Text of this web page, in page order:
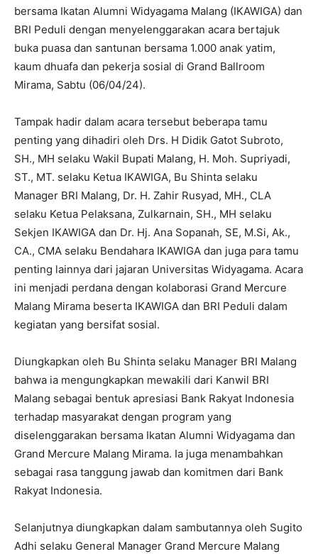
bersama Ikatan Alumni Widyagama Malang (IKAWIGA) dan
BRI Peduli dengan menyelenggarakan acara bertajuk
buka puasa dan santunan bersama 1.000 anak yatim,
kaum dhuafa dan pekerja sosial di Grand Ballroom
Mirama, Sabtu (06/04/24).
Tampak hadir dalam acara tersebut beberapa tamu
penting yang dihadiri oleh Drs. H Didik Gatot Subroto,
SH., MH selaku Wakil Bupati Malang, H. Moh. Supriyadi,
ST., MT. selaku Ketua IKAWIGA, Bu Shinta selaku
Manager BRI Malang, Dr. H. Zahir Rusyad, MH., CLA
selaku Ketua Pelaksana, Zulkarnain, SH., MH selaku
Sekjen IKAWIGA dan Dr. Hj. Ana Sopanah, SE, M.Si, Ak.,
CA., CMA selaku Bendahara IKAWIGA dan juga para tamu
penting lainnya dari jajaran Universitas Widyagama. Acara
ini menjadi perdana dengan kolaborasi Grand Mercure
Malang Mirama beserta IKAWIGA dan BRI Peduli dalam
kegiatan yang bersifat sosial.
Diungkapkan oleh Bu Shinta selaku Manager BRI Malang
bahwa ia mengungkapkan mewakili dari Kanwil BRI
Malang sebagai bentuk apresiasi Bank Rakyat Indonesia
terhadap masyarakat dengan program yang
diselenggarakan bersama Ikatan Alumni Widyagama dan
Grand Mercure Malang Mirama. Ia juga menambahkan
sebagai rasa tanggung jawab dan komitmen dari Bank
Rakyat Indonesia.
Selanjutnya diungkapkan dalam sambutannya oleh Sugito
Adhi selaku General Manager Grand Mercure Malang